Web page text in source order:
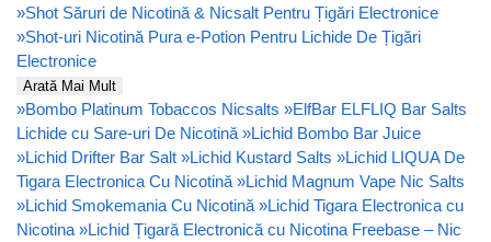
»Shot Săruri de Nicotină & Nicsalt Pentru Țigări Electronice
»Shot-uri Nicotină Pura e-Potion Pentru Lichide De Țigări
Electronice
Arată Mai Mult
»Bombo Platinum Tobaccos Nicsalts »ElfBar ELFLIQ Bar Salts
Lichide cu Sare-uri De Nicotină »Lichid Bombo Bar Juice
»Lichid Drifter Bar Salt »Lichid Kustard Salts »Lichid LIQUA De
Tigara Electronica Cu Nicotină »Lichid Magnum Vape Nic Salts
»Lichid Smokemania Cu Nicotină »Lichid Tigara Electronica cu
Nicotina »Lichid Țigară Electronică cu Nicotina Freebase – Nic